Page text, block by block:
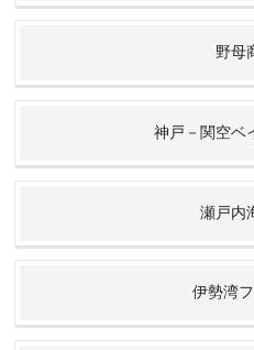
野母
神戸－関空ベ
瀬戸内
伊勢湾